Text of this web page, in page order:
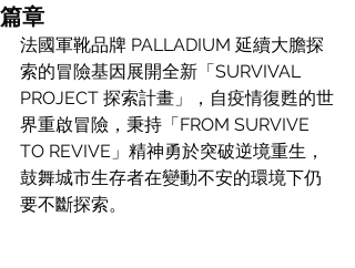
篇章
法國軍靴品牌 PALLADIUM 延續大膽探
索的冒險基因展開全新「SURVIVAL
PROJECT 探索計畫」，自疫情復甦的世
界重啟冒險，秉持「FROM SURVIVE
TO REVIVE」精神勇於突破逆境重生，
鼓舞城市生存者在變動不安的環境下仍
要不斷探索。